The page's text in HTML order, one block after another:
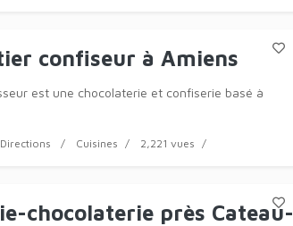
confiseur à Amiens
est une chocolaterie et confiserie basé à
Directions Cuisines 2,221 vues
chocolaterie près Cateau-